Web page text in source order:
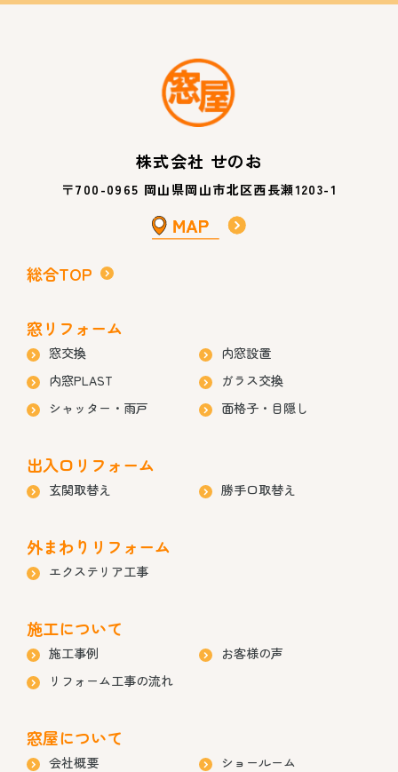
株式会社 せのお
〒700-0965 岡山県岡山市北区西長瀬1203-1
総合TOP
窓リフォーム
窓交換
内窓設置
内窓PLAST
ガラス交換
シャッター・雨戸
面格子・目隠し
出入口リフォーム
玄関取替え 勝手口取替え
外まわりリフォーム
エクステリア工事
施工について
施工事例
お客様の声
リフォーム工事の流れ
窓屋について
会社概要
ショールーム